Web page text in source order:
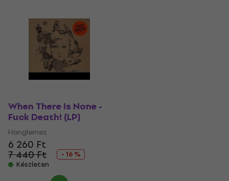
When There Is None -
Fuck Death! (LP)
Hanglemez
6 260 Ft
7 440 Ft
- 16 %
Készleten